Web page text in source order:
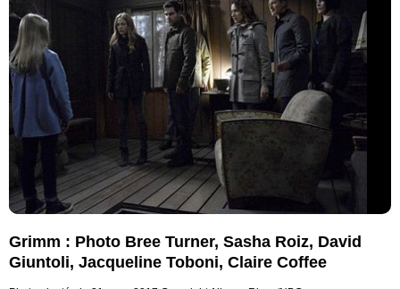
Grimm : Photo Bree Turner, Sasha Roiz, David
Giuntoli, Jacqueline Toboni, Claire Coffee